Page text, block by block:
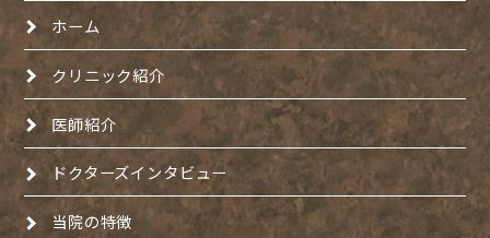
ホーム
クリニック紹介
医師紹介
ドクターズインタビュー
当院の特徴